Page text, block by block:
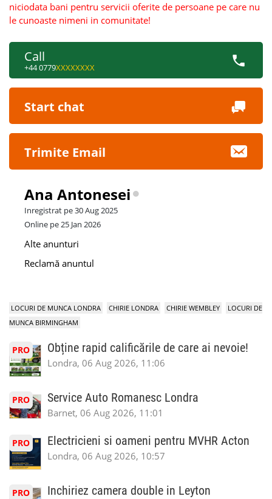
niciodata bani pentru servicii oferite de persoane pe care nu
le cunoaste nimeni in comunitate!
Call
+44 0779XXXXXXXX
Start chat
Trimite Email
Ana Antonesei
Inregistrat pe 30 Aug 2025
Online pe 25 Jan 2026
Alte anunturi
Reclamă anuntul
LOCURI DE MUNCA LONDRA CHIRIE LONDRA CHIRIE WEMBLEY
LOCURI DE
MUNCA BIRMINGHAM
PRO Obține rapid calificările de care ai nevoie!
Londra, 06 Aug 2026, 11:06
PRO Service Auto Romanesc Londra
Barnet, 06 Aug 2026, 11:01
PRO Electricieni si oameni pentru MVHR Acton
Londra, 06 Aug 2026, 10:57
PRO Inchiriez camera double in Leyton